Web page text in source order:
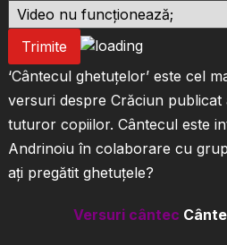
Trimite
‘Cântecul ghetuțelor’ este cel
versuri despre Crăciun publicat
tuturor copiilor. Cântecul este
Andrinoiu în colaborare cu
ați pregătit ghetuțele?
Versuri cântec